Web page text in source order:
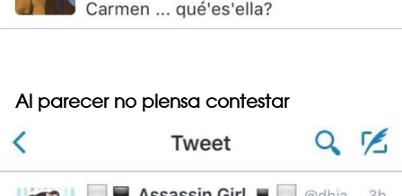
Al parecer no piensa contestar